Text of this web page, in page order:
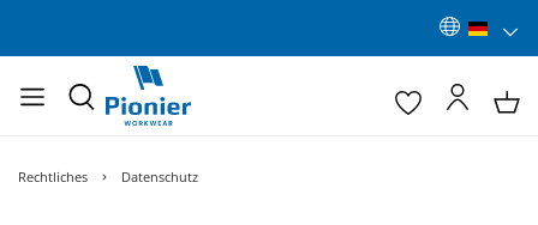
Rechtliches Datenschutz